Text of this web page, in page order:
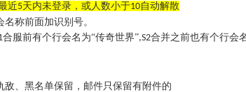
近5天内未登录，或人数小于10自动解散
称前面加识别号。
合服前有个行会名为“传奇世界”,S2合并之前也有个行会
、黑名单保留，邮件只保留有附件的